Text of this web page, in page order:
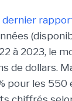
dernier
à 2023, le
de dollars.
pour les